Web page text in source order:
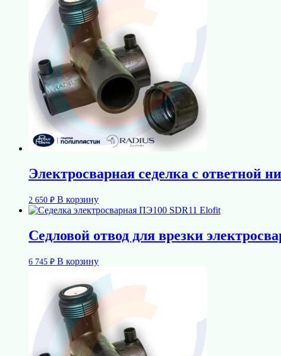
Электросварная седелка с ответной
2 650 ₽ В корзину
Седловой отвод для врезки
6 745 ₽ В корзину